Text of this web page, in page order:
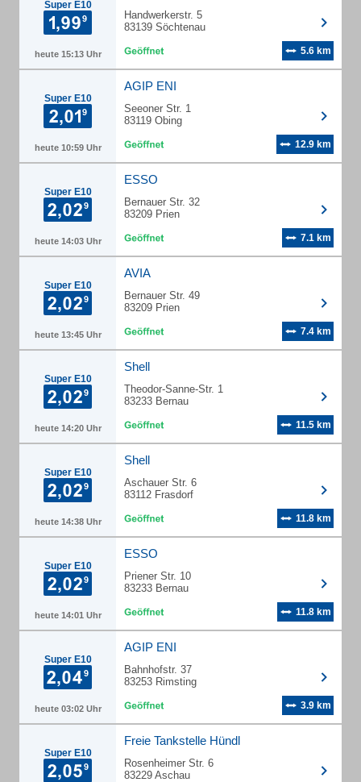
Super E10
heute 15:13 Uhr
Handwerkerstr. 5
83139 Söchtenau
5.6 km
Super E10
heute 10:59 Uhr
AGIP ENI
Seeoner Str. 1
83119 Obing
12.9 km
Super E10
heute 14:03 Uhr
ESSO
Bernauer Str. 32
83209 Prien
7.1 km
Super E10
heute 13:45 Uhr
AVIA
Bernauer Str. 49
83209 Prien
7.4 km
Super E10
heute 14:20 Uhr
Shell
Theodor-Sanne-Str. 1
83233 Bernau
11.5 km
Super E10
heute 14:38 Uhr
Shell
Aschauer Str. 6
83112 Frasdorf
11.8 km
Super E10
heute 14:01 Uhr
ESSO
Priener Str. 10
83233 Bernau
11.8 km
Super E10
heute 03:02 Uhr
AGIP ENI
Bahnhofstr. 37
83253 Rimsting
3.9 km
Super E10
Freie Tankstelle Hündl
Rosenheimer Str. 6
83229 Aschau